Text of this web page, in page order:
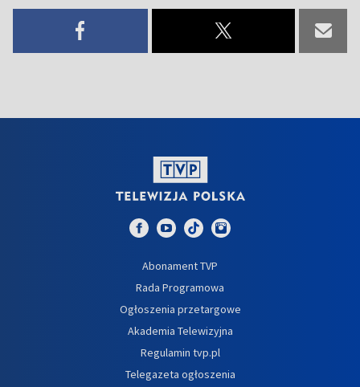
Abonament TVP
Rada Programowa
Ogłoszenia przetargowe
Akademia Telewizyjna
Regulamin tvp.pl
Telegazeta ogłoszenia